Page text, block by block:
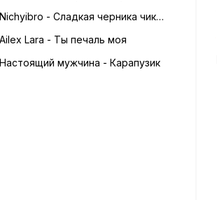
Nichyibro - Сладкая черника чика чика
Ailex Lara - Ты печаль моя
Настоящий мужчина - Карапузик